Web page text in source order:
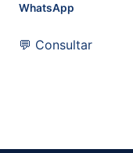
WhatsApp
💬 Consultar